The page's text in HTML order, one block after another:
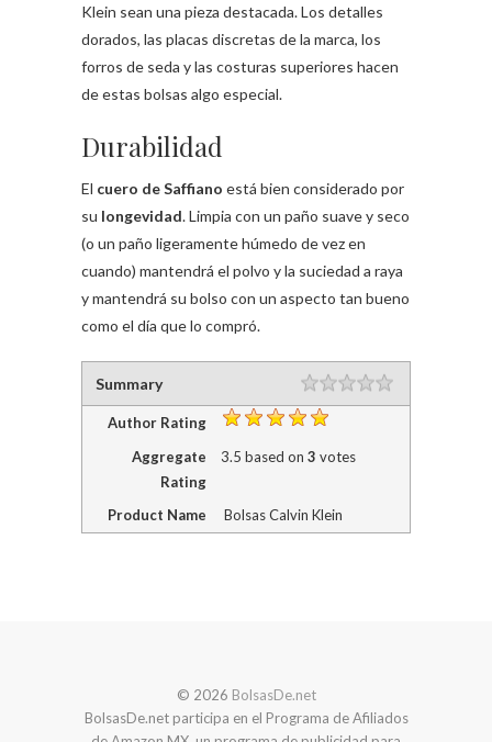
Klein sean una pieza destacada. Los detalles
dorados, las placas discretas de la marca, los
forros de seda y las costuras superiores hacen
de estas bolsas algo especial.
Durabilidad
El cuero de Saffiano está bien considerado por
su longevidad. Limpia con un paño suave y seco
(o un paño ligeramente húmedo de vez en
cuando) mantendrá el polvo y la suciedad a raya
y mantendrá su bolso con un aspecto tan bueno
como el día que lo compró.
Summary
Author Rating
Aggregate
Rating
3.5 based on 3 votes
Product Name Bolsas Calvin Klein
© 2026 BolsasDe.net
BolsasDe.net participa en el Programa de Afiliados